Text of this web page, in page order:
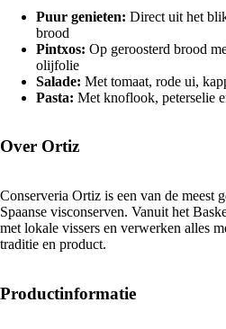
OPENEN
VOLLEDIG
SCHERM
Puur genieten: Direct uit het
brood
Pintxos: Op geroosterd brood
olijfolie
Salade: Met tomaat, rode ui,
Pasta: Met knoflook, peterselie
Over Ortiz
Conserveria Ortiz is een van de meest
Spaanse visconserven. Vanuit het
met lokale vissers en verwerken alles
traditie en product.
Productinformatie